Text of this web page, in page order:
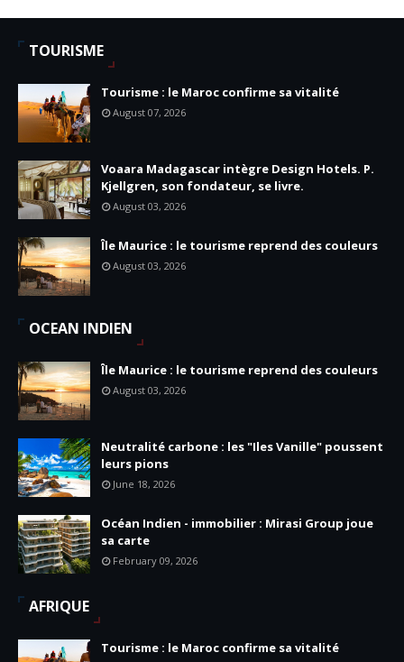
TOURISME
Tourisme : le Maroc confirme sa vitalité
August 07, 2026
Voaara Madagascar intègre Design Hotels. P.
Kjellgren, son fondateur, se livre.
August 03, 2026
Île Maurice : le tourisme reprend des couleurs
August 03, 2026
OCEAN INDIEN
Île Maurice : le tourisme reprend des couleurs
August 03, 2026
Neutralité carbone : les "Iles Vanille" poussent
leurs pions
June 18, 2026
Océan Indien - immobilier : Mirasi Group joue
sa carte
February 09, 2026
AFRIQUE
Tourisme : le Maroc confirme sa vitalité